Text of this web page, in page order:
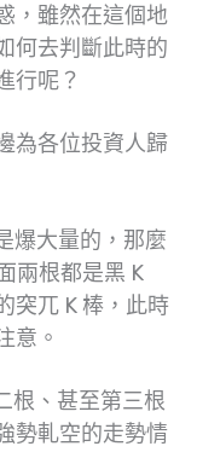
，雖然在這個地
何去判斷此時的
行呢？
為各位投資人歸
爆大量的，那麼
兩根都是黑 K
突兀 K 棒，此時
意。
根、甚至第三根
勢軋空的走勢情